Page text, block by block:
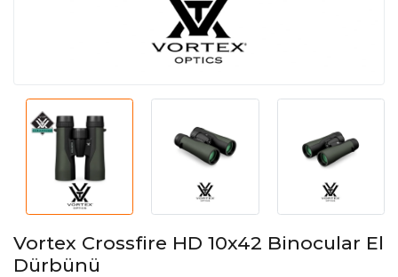
Vortex Crossfire HD 10x42 Binocular El
Dürbünü